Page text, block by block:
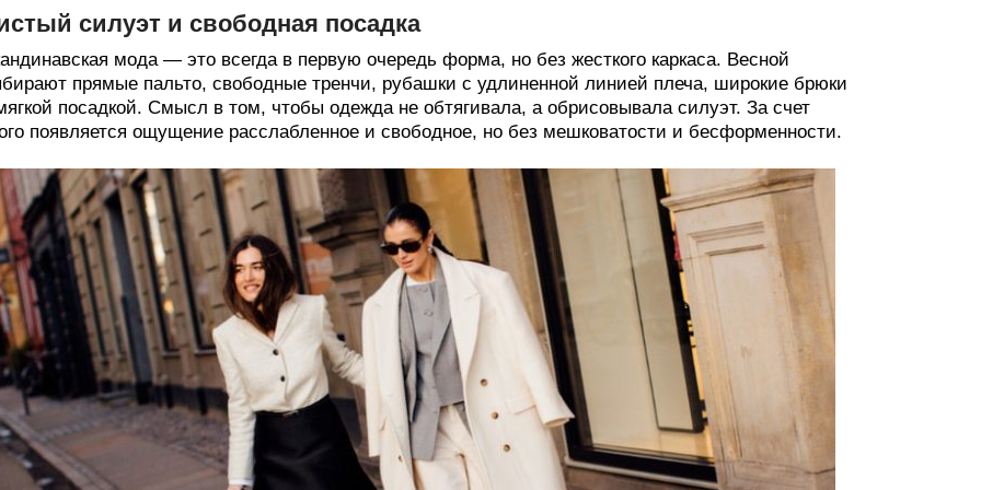
силуэт и свободная посадка
мода — это всегда в первую очередь форма, но без жесткого каркаса. Весной
прямые пальто, свободные тренчи, рубашки с удлиненной линией плеча, широкие брюки
посадкой. Смысл в том, чтобы одежда не обтягивала, а обрисовывала силуэт. За счет
появляется ощущение расслабленное и свободное, но без мешковатости и бесформенности.